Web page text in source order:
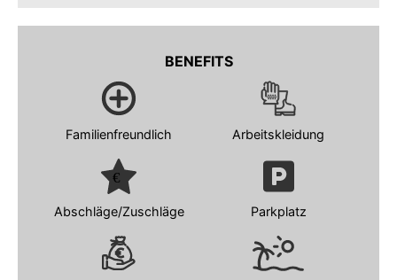
BENEFITS
Familienfreundlich Arbeitskleidung
Abschläge/Zuschläge Parkplatz